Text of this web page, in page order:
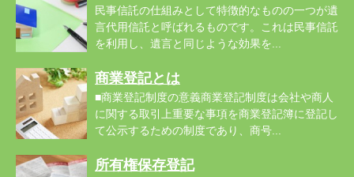
民事信託の仕組みとして特徴的なものの一つが遺
言代用信託と呼ばれるものです。これは民事信託
を利用し、遺言と同じような効果を...
商業登記とは
■商業登記制度の意義商業登記制度は会社や商人
に関する取引上重要な事項を商業登記簿に登記し
て公示するための制度であり、商号...
所有権保存登記